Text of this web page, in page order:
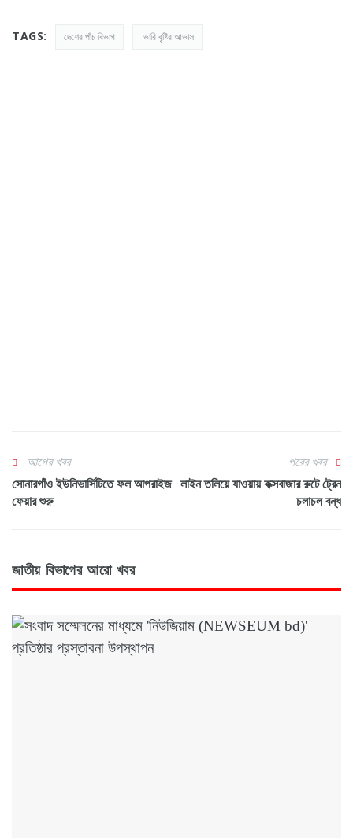
TAGS: দেশের পাঁচ বিভাগ ​ ভারি বৃষ্টির আভাস
আগের খবর
সোনারগাঁও ইউনিভার্সিটিতে ফল আপরাইজ
ফেয়ার শুরু
পরের খবর
লাইন তলিয়ে যাওয়ায় কক্সবাজার রুটে ট্রেন
চলাচল বন্ধ
জাতীয় বিভাগের আরো খবর